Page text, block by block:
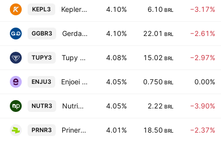
KEPL3 Kepler Weber SA 4.10% 6.10 BRL −3.17%
GGBR3 Gerdau S.A. 4.10% 22.01 BRL −2.61%
TUPY3 Tupy S.A. 4.08% 15.02 BRL −2.97%
ENJU3 Enjoei SA 4.05% 0.750 BRL 0.00%
NUTR3 Nutriplant Industria E Comercio S.A. 4.05% 2.22 BRL −3.90%
PRNR3 Priner Servicos Industriais SA 4.01% 18.50 BRL −2.37%